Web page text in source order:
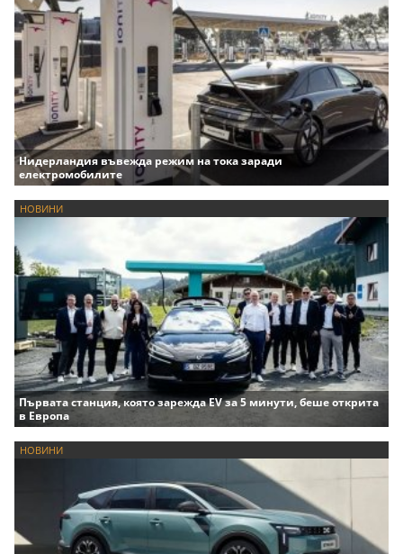
Нидерландия въвежда режим на тока заради
електромобилите
НОВИНИ
Първата станция, която зарежда EV за 5 минути, беше открита
в Европа
НОВИНИ